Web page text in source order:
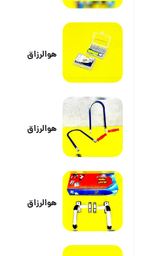
هوالرزاق
هوالرزاق
هوالرزاق